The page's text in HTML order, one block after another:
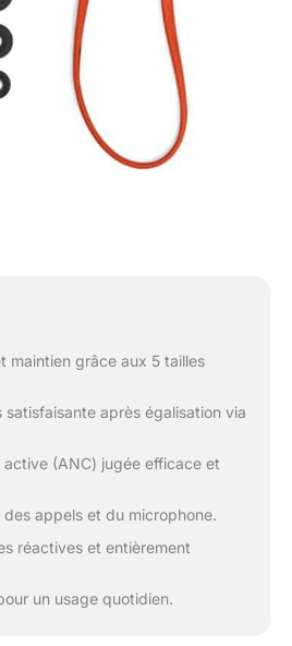
maintien grâce aux 5 tailles
satisfaisante après égalisation via
(ANC) jugée efficace et
appels et du microphone.
réactives et entièrement
un usage quotidien.